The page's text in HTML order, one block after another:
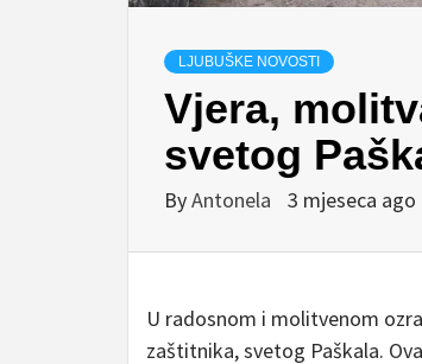
LJUBUŠKE NOVOSTI
Vjera,
svetog
ByAntonela 3 mjeseca ago
U radosnom i molitvenom
zaštitnika, svetog Paškala.